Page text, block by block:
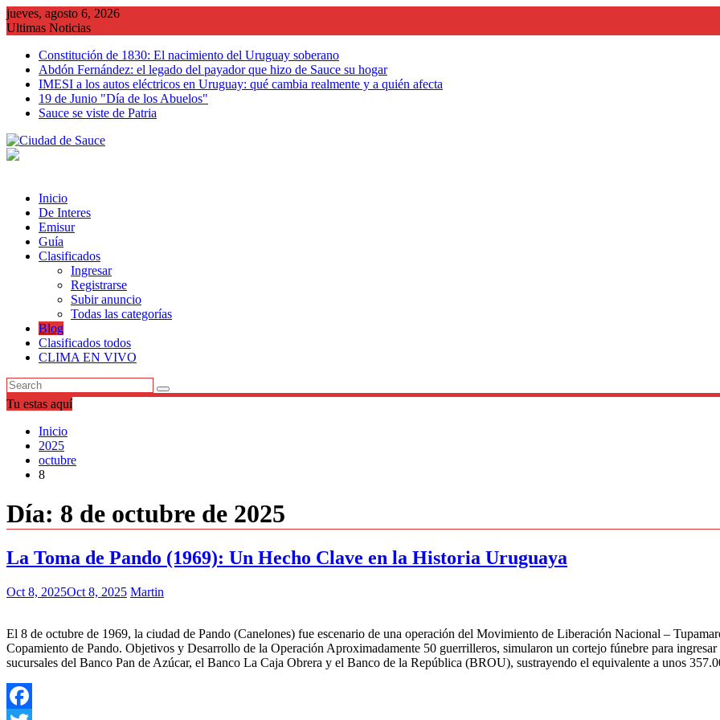
Saltar
al
jueves, agosto 6, 2026
Ultimas Noticias
Constitución de 1830: El nacimiento del Uruguay soberano
Abdón Fernández: el legado del payador que hizo de Sauce su hogar
IMESI a los autos eléctricos en Uruguay: qué cambia realmente y a quién afecta
19 de Junio "Día de los Abuelos"
Sauce se viste de Patria
Inicio
De Interes
Emisur
Guía
Clasificados
Ingresar
Registrarse
Subir anuncio
Todas las categorías
Blog
Clasificados todos
CLIMA EN VIVO
Tu estas aquí
Inicio
2025
octubre
8
Día: 8 de octubre de 2025
La Toma de Pando (1969): Un Hecho Clave en la Historia Uruguaya
Oct 8, 2025Oct 8, 2025 Martin
El 8 de octubre de 1969, la ciudad de Pando (Canelones) fue escenario de una operación del Movimiento de Liberación Nacional –
Copamiento de Pando. Objetivos y Desarrollo de la Operación Aproximadamente 50 guerrilleros, simularon un cortejo fúnebre para
sucursales del Banco Pan de Azúcar, el Banco La Caja Obrera y el Banco de la República (BROU), sustrayendo el equivalente a unos